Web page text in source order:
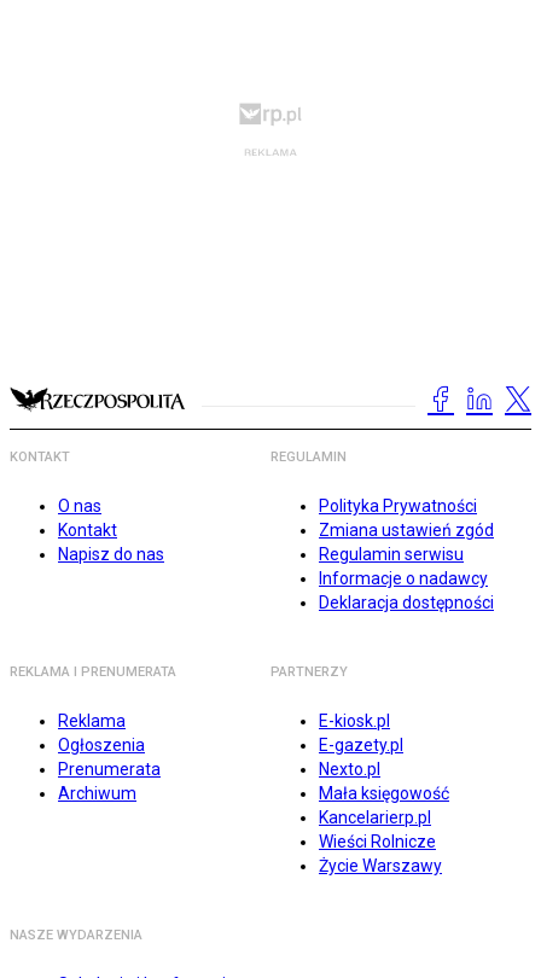
KONTAKT
O nas
Kontakt
Napisz do nas
REGULAMIN
Polityka Prywatności
Zmiana ustawień zgód
Regulamin serwisu
Informacje o nadawcy
Deklaracja dostępności
REKLAMA I PRENUMERATA
Reklama
Ogłoszenia
Prenumerata
Archiwum
PARTNERZY
E-kiosk.pl
E-gazety.pl
Nexto.pl
Mała księgowość
Kancelarierp.pl
Wieści Rolnicze
Życie Warszawy
NASZE WYDARZENIA